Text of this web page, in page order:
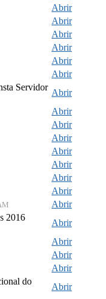
Abrir
Abrir
Abrir
Abrir
Abrir
Abrir
Servidor
Abrir
Abrir
Abrir
Abrir
Abrir
Abrir
Abrir
Abrir
Abrir
2016
Abrir
Abrir
Abrir
Abrir
do
Abrir